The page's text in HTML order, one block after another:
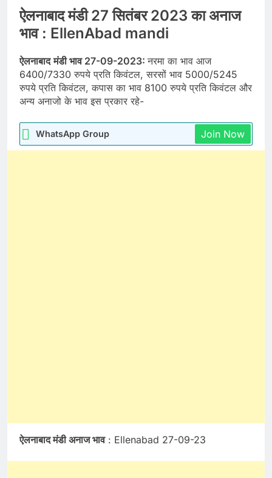
ऐलनाबाद मंडी 27 सितंबर 2023 का अनाज
भाव : EllenAbad mandi
ऐलनाबाद मंडी भाव 27-09-2023:नरमा का भाव आज
6400/7330 रुपये प्रति किवंटल, सरसों भाव 5000/5245
रुपये प्रति किवंटल, कपास का भाव 8100 रुपये प्रति किवंटल और
अन्य अनाजो के भाव इस प्रकार रहे-
WhatsApp Group Join Now
ऐलनाबाद मंडी अनाज भाव: Ellenabad 27-09-23